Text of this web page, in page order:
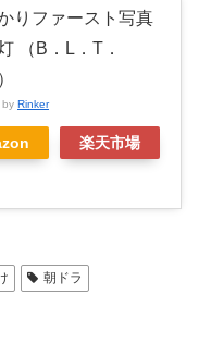
りファースト写真
（B．L．T．
by Rinker
楽天市場
朝ドラ